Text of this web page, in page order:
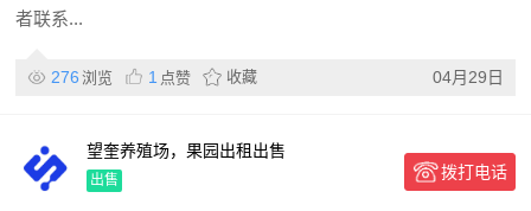
者联系...
276 浏览 1 点赞 收藏 04月29日
望奎养殖场，果园出租出售
出售 拨打电话